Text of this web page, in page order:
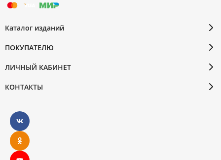
Каталог изданий
ПОКУПАТЕЛЮ
ЛИЧНЫЙ КАБИНЕТ
КОНТАКТЫ